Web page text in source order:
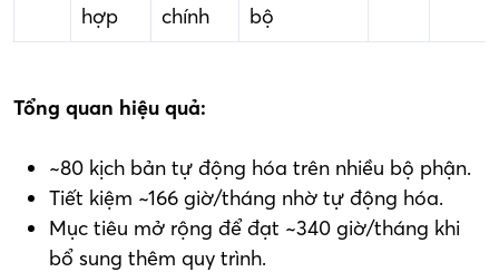
hợp
chính
bộ
Tổng quan hiệu quả:
~80 kịch bản tự động hóa trên nhiều bộ phận.
Tiết kiệm ~166 giờ/tháng nhờ tự động hóa.
Mục tiêu mở rộng để đạt ~340 giờ/tháng khi
bổ sung thêm quy trình.